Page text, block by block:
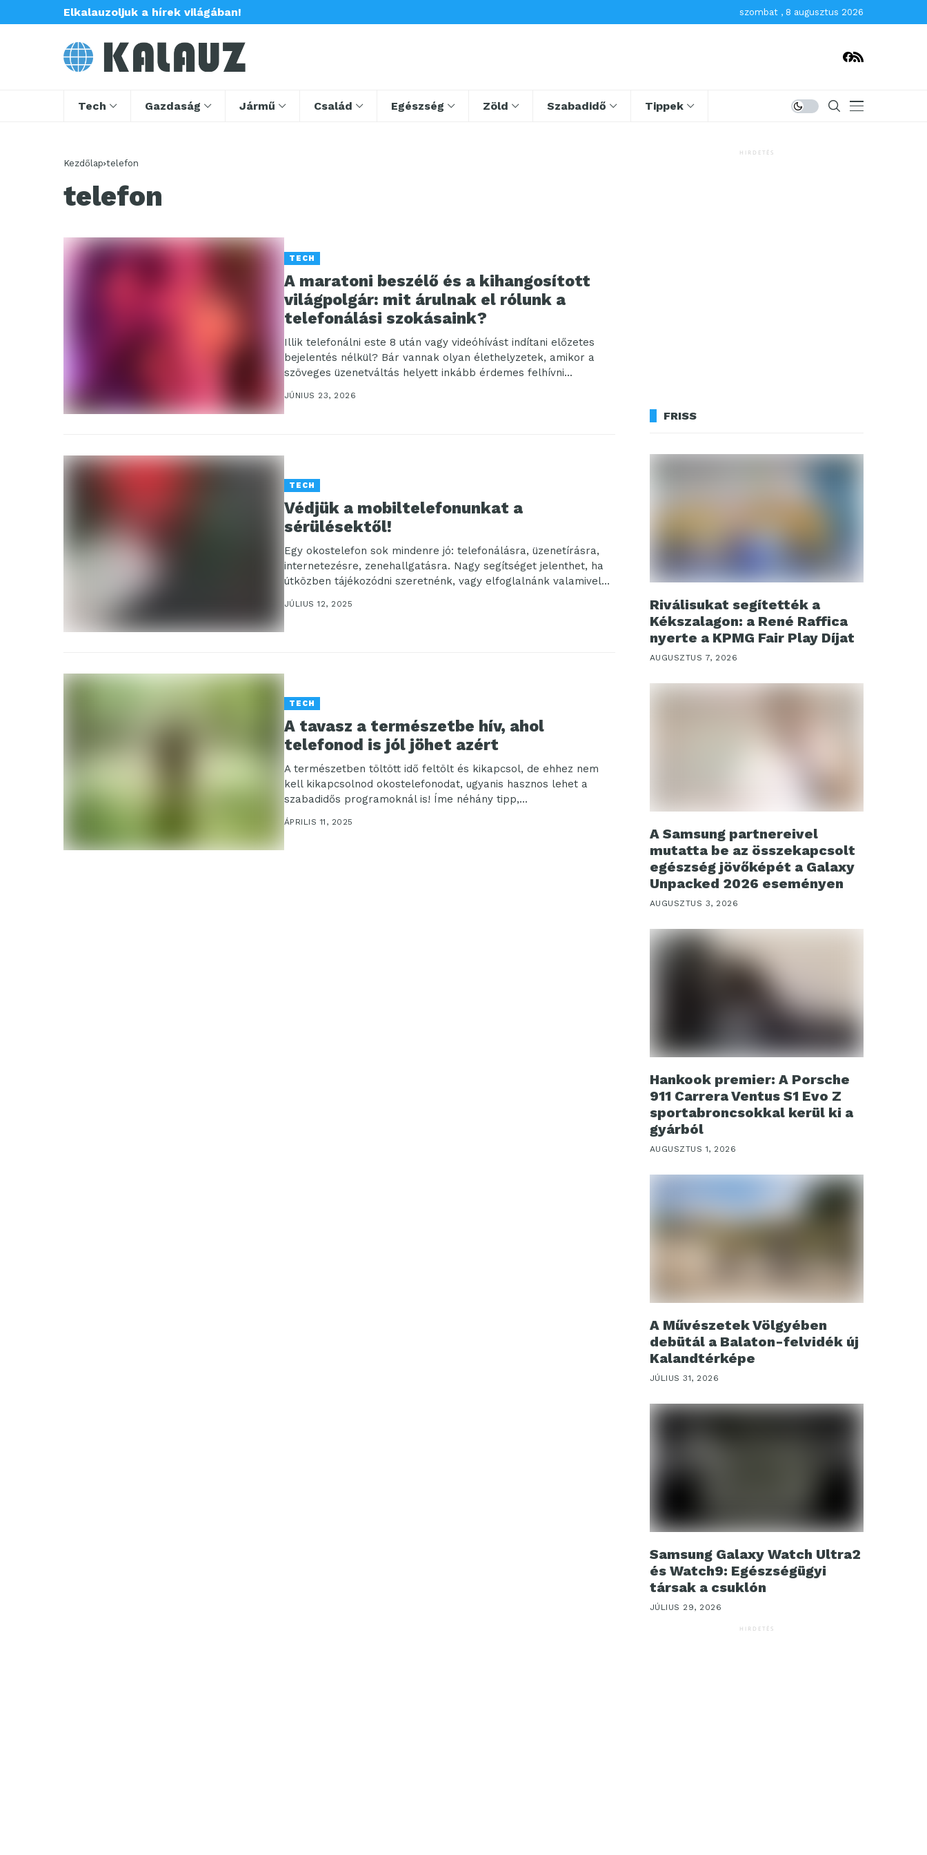
Elkalauzoljuk a hírek világában! szombat , 8 augusztus 2026
Tech Gazdaság Jármű Család Egészség Zöld Szabadidő Tippek
Kezdőlap telefon
telefon
TECH
A maratoni beszélő és a kihangosított
világpolgár: mit árulnak el rólunk a
telefonálási szokásaink?
Illik telefonálni este 8 után vagy videóhívást indítani előzetes
bejelentés nélkül? Bár vannak olyan élethelyzetek, amikor a
szöveges üzenetváltás helyett inkább érdemes felhívni...
JÚNIUS 23, 2026
TECH
Védjük a mobiltelefonunkat a
sérülésektől!
Egy okostelefon sok mindenre jó: telefonálásra, üzenetírásra,
internetezésre, zenehallgatásra. Nagy segítséget jelenthet, ha
útközben tájékozódni szeretnénk, vagy elfoglalnánk valamivel
magunkat, esetleg tanulnánk, szórakoznánk,...
JÚLIUS 12, 2025
TECH
A tavasz a természetbe hív, ahol
telefonod is jól jöhet azért
A természetben töltött idő feltölt és kikapcsol, de ehhez nem
kell kikapcsolnod okostelefonodat, ugyanis hasznos lehet a
szabadidős programoknál is! Íme néhány tipp,...
ÁPRILIS 11, 2025
HIRDETÉS
FRISS
Riválisukat segítették a
Kékszalagon: a René Raffica
nyerte a KPMG Fair Play Díjat
AUGUSZTUS 7, 2026
A Samsung partnereivel
mutatta be az összekapcsolt
egészség jövőképét a Galaxy
Unpacked 2026 eseményen
AUGUSZTUS 3, 2026
Hankook premier: A Porsche
911 Carrera Ventus S1 Evo Z
sportabroncsokkal kerül ki a
gyárból
AUGUSZTUS 1, 2026
A Művészetek Völgyében
debütál a Balaton-felvidék új
Kalandtérképe
JÚLIUS 31, 2026
Samsung Galaxy Watch Ultra2
és Watch9: Egészségügyi
társak a csuklón
JÚLIUS 29, 2026
HIRDETÉS